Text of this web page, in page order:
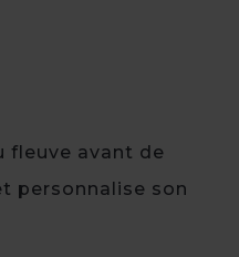
fleuve avant de
personnalise son